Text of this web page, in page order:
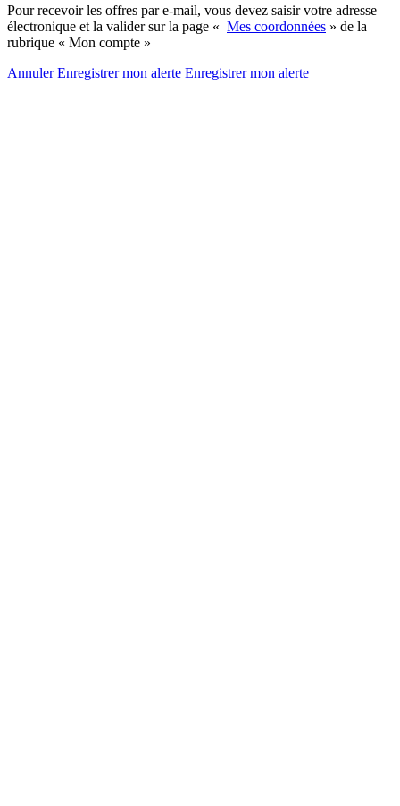
Pour recevoir les offres par e-mail, vous devez saisir votre adresse
électronique et la valider sur la page « Mes coordonnées » de la
rubrique « Mon compte »
AnnulerEnregistrer mon alerte Enregistrermon alerte